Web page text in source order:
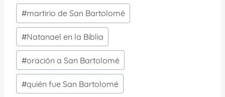
#martirio de San Bartolomé
#Natanael en la Biblia
#oración a San Bartolomé
#quién fue San Bartolomé